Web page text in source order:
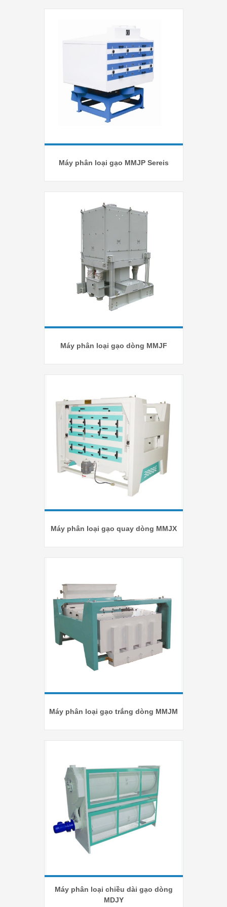
Máy phân loại gạo MMJP Sereis
Máy phân loại gạo dòng MMJF
Máy phân loại gạo quay dòng MMJX
Máy phân loại gạo trắng dòng MMJM
Máy phân loại chiều dài gạo dòng
MDJY